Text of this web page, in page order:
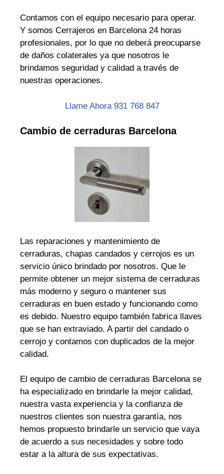
Contamos con el equipo necesario para operar.
Y somos Cerrajeros en Barcelona 24 horas
profesionales, por lo que no deberá preocuparse
de daños colaterales ya que nosotros le
brindamos seguridad y calidad a través de
nuestras operaciones.
Llame Ahora 931 768 847
Cambio de cerraduras Barcelona
Las reparaciones y mantenimiento de
cerraduras, chapas candados y cerrojos es un
servicio único brindado por nosotros. Que le
permite obtener un mejor sistema de cerraduras
más moderno y seguro o mantener sus
cerraduras en buen estado y funcionando como
es debido. Nuestro equipo también fabrica llaves
que se han extraviado. A partir del candado o
cerrojo y contamos con duplicados de la mejor
calidad.
El equipo de cambio de cerraduras Barcelona se
ha especializado en brindarle la mejor calidad,
nuestra vasta experiencia y la confianza de
nuestros clientes son nuestra garantía, nos
hemos propuesto brindarle un servicio que vaya
de acuerdo a sus necesidades y sobre todo
estar a la altura de sus expectativas.